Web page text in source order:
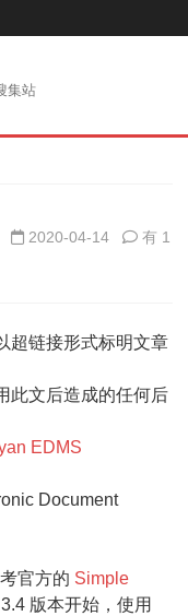
集站
2020-04-14 Mayan
有 1
超链接形式标明文章
此文后造成的任何后
EDMS
Document
官方的 Simple
版本开始，使用